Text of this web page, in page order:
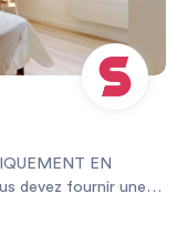
EN
habitation+++